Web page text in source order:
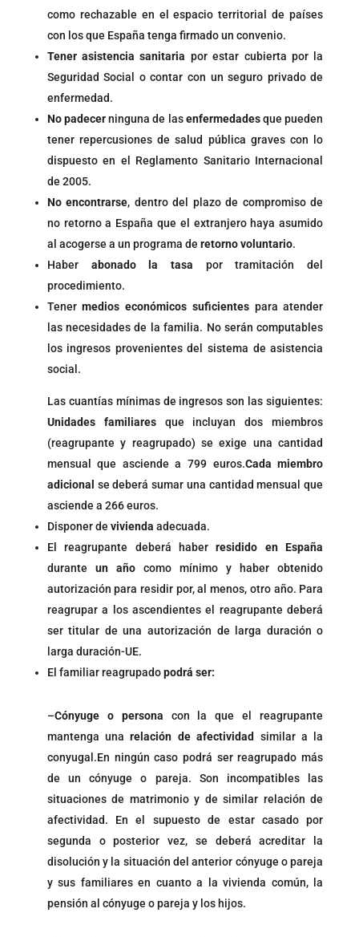
como rechazable en el espacio territorial de países
con los que España tenga firmado un convenio.
Tener asistencia sanitaria por estar cubierta por la
Seguridad Social o contar con un seguro privado de
enfermedad.
No padecerninguna de lasenfermedadesque pueden
tener repercusiones de salud pública graves con lo
dispuesto en el Reglamento Sanitario Internacional
de 2005.
No encontrarse, dentro del plazo de compromiso de
no retorno a España que el extranjero haya asumido
al acogerse a un programa de retorno voluntario.
Haberabonado la tasa por tramitación del
procedimiento.
Tenermedios económicos suficientespara atender
las necesidades de la familia. No serán computables
los ingresos provenientes del sistema de asistencia
social.
Las cuantías mínimas de ingresos son las siguientes:
Unidades familiares que incluyan dos miembros
(reagrupante y reagrupado) se exige una cantidad
mensual que asciende a 799 euros.Cada miembro
adicional se deberá sumar una cantidad mensual que
asciende a 266 euros.
Disponer de vivienda adecuada.
El reagrupante deberá haberresidido en España
durante un añocomo mínimo y haber obtenido
autorización para residir por, al menos, otro año. Para
reagrupar a los ascendientes el reagrupante deberá
ser titular de una autorización de larga duración o
larga duración-UE.
El familiar reagrupadopodrá ser:
–Cónyuge o persona con la que el reagrupante
mantenga una relación de afectividad
similar a la
conyugal.En ningún caso podrá ser reagrupado más
de un cónyuge o pareja. Son incompatibles las
situaciones de matrimonio y de similar relación de
afectividad. En el supuesto de estar casado por
segunda o posterior vez, se deberá acreditar la
disolución y la situación del anterior cónyuge o pareja
y sus familiares en cuanto a la vivienda común, la
pensión al cónyuge o pareja y los hijos.